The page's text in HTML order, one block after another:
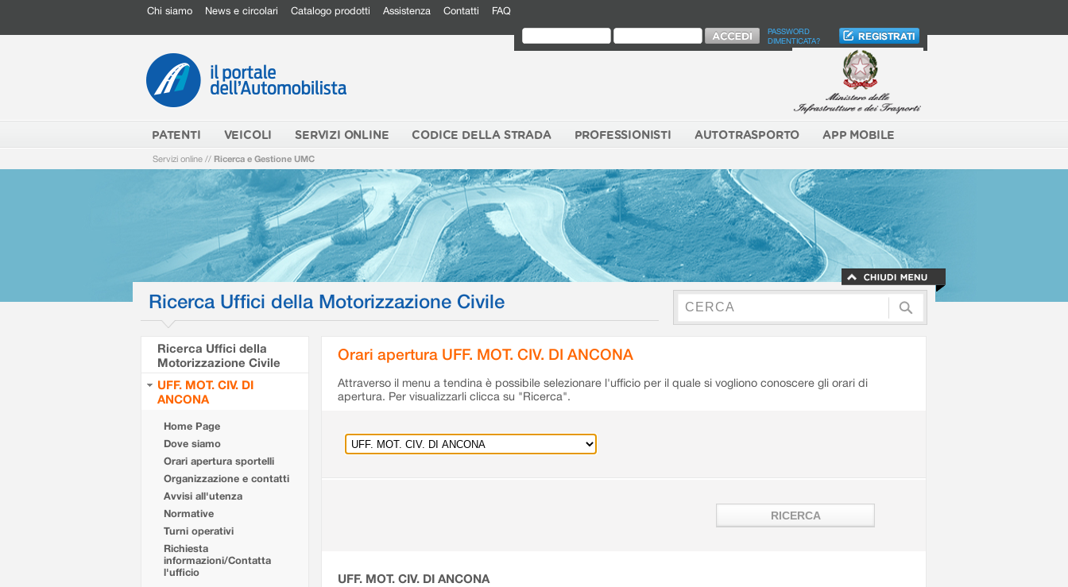
Chi siamo News e circolari Catalogo prodotti Assistenza Contatti FAQ
PASSWORD
DIMENTICATA?
PATENTI VEICOLI SERVIZI ONLINE CODICE DELLA STRADA PROFESSIONISTI AUTOTRASPORTO APP MOBILE
Servizi online // Ricerca e Gestione UMC
Ricerca Uffici della Motorizzazione Civile
Ricerca Uffici della
Motorizzazione Civile
UFF. MOT. CIV. DI
ANCONA
Home Page
Dove siamo
Orari apertura sportelli
Organizzazione e contatti
Avvisi all'utenza
Normative
Turni operativi
Richiesta
informazioni/Contatta
l'ufficio
Orari apertura UFF. MOT. CIV. DI ANCONA
Attraverso il menu a tendina è possibile selezionare l'ufficio per il quale si vogliono conoscere gli orari di
apertura. Per visualizzarli clicca su "Ricerca".
UFF. MOT. CIV. DI ANCONA